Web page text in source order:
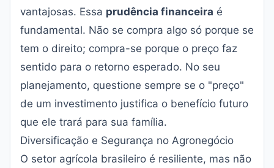
vantajosas. Essa prudência financeira é
fundamental. Não se compra algo só porque se
tem o direito; compra-se porque o preço faz
sentido para o retorno esperado. No seu
planejamento, questione sempre se o "preço"
de um investimento justifica o benefício futuro
que ele trará para sua família.
Diversificação e Segurança no Agronegócio
O setor agrícola brasileiro é resiliente, mas não